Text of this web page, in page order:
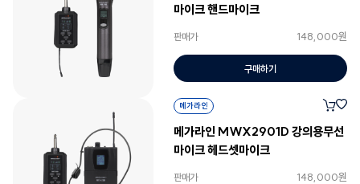
마이크 핸드마이크
판매가 148,000원
구매하기
메가라인
메가라인 MWX2901D 강의용무선
마이크 헤드셋마이크
판매가 148,000원